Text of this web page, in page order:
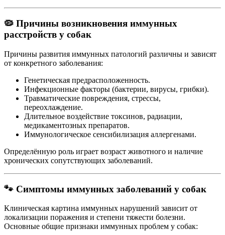
🦠 Причины возникновения иммунных
расстройств у собак
Причины развития иммунных патологий различны и зависят
от конкретного заболевания:
Генетическая предрасположенность.
Инфекционные факторы (бактерии, вирусы, грибки).
Травматические повреждения, стрессы,
переохлаждение.
Длительное воздействие токсинов, радиации,
медикаментозных препаратов.
Иммунологическое сенсибилизация аллергенами.
Определённую роль играет возраст животного и наличие
хронических сопутствующих заболеваний.
🐾 Симптомы иммунных заболеваний у собак
Клиническая картина иммунных нарушений зависит от
локализации поражения и степени тяжести болезни.
Основные общие признаки иммунных проблем у собак: